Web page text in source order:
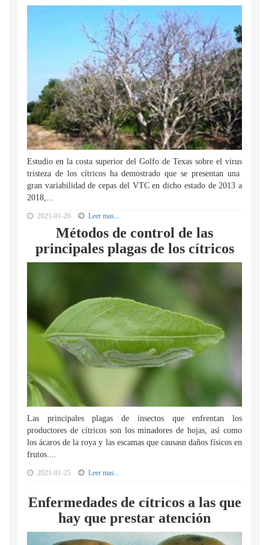
Estudio en la costa superior del Golfo de Texas sobre el virus
tristeza de los cítricos ha demostrado que se presentan una
gran variabilidad de cepas del VTC en dicho estado de 2013 a
2018,...
2021-01-26 Leer mas...
Métodos de control de las
principales plagas de los cítricos
Las principales plagas de insectos que enfrentan los
productores de cítricos son los minadores de hojas, así como
los ácaros de la roya y las escamas que causasn daños físicos en
frutos....
2021-01-25 Leer mas...
Enfermedades de cítricos a las que
hay que prestar atención